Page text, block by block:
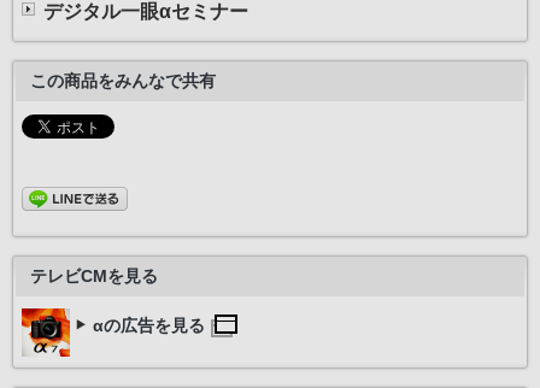
デジタル一眼αセミナー
この商品をみんなで共有
テレビCMを見る
αの広告を見る